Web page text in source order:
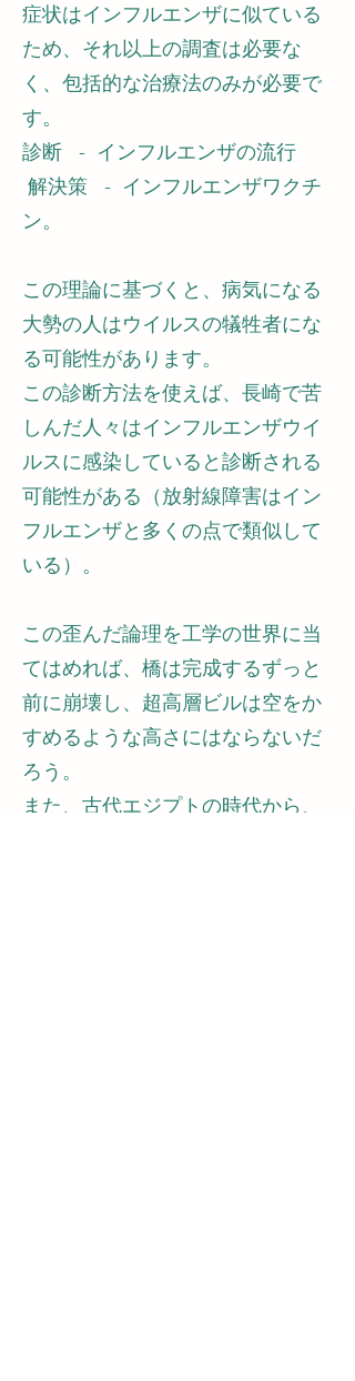
症状はインフルエンザに似ている
ため、それ以上の調査は必要な
く、包括的な治療法のみが必要で
す。
診断 - インフルエンザの流行
解決策 - インフルエンザワクチ
ン。
この理論に基づくと、病気になる
大勢の人はウイルスの犠牲者にな
る可能性があります。
この診断方法を使えば、長崎で苦
しんだ人々はインフルエンザウイ
ルスに感染していると診断される
可能性がある（放射線障害はイン
フルエンザと多くの点で類似して
いる）。
この歪んだ論理を工学の世界に当
てはめれば、橋は完成するずっと
前に崩壊し、超高層ビルは空をか
すめるような高さにはならないだ
ろう。
また、古代エジプトの時代から、